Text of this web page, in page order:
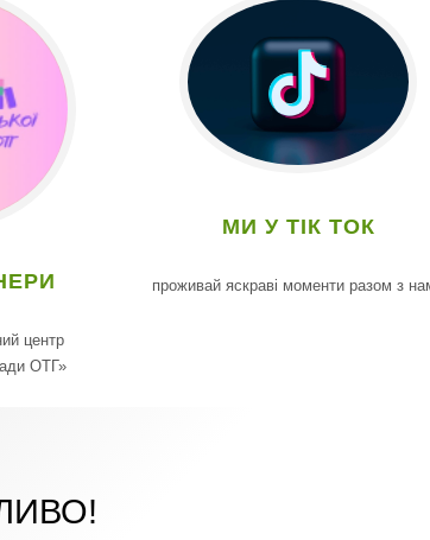
центр
ОТГ»
МИ У ТІК ТОК
проживай яскраві моменти разом з